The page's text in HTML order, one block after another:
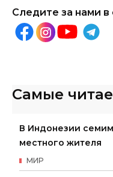
Следите за нами в
Самые
В Индонезии
местного жителя
МИР